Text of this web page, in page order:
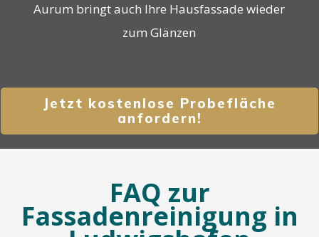
Aurum bringt auch Ihre Hausfassade wieder
zum Glänzen
Jetzt kostenlose Probefläche
anfordern!
FAQ zur
Fassadenreinigung in